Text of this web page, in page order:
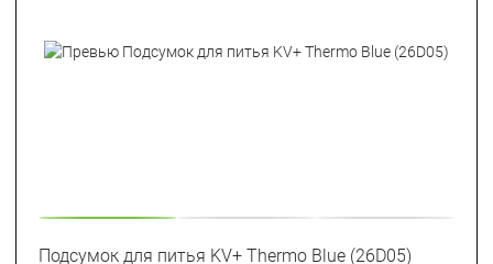
Подсумок для питья KV+ Thermo Blue (26D05)